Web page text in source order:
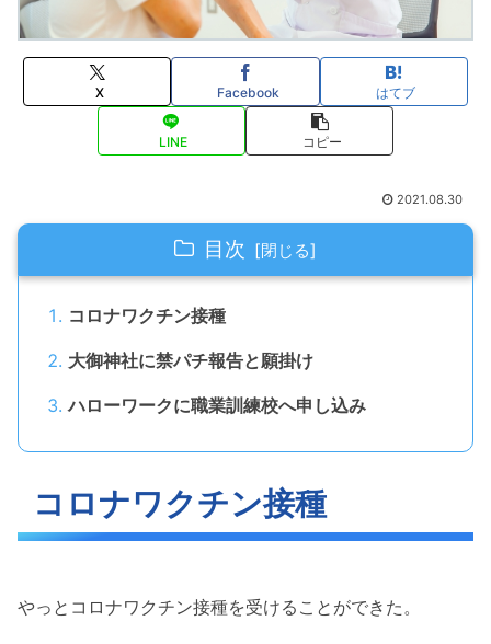
X Facebook はてブ
LINE コピー
2021.08.30
目次
コロナワクチン接種
大御神社に禁パチ報告と願掛け
ハローワークに職業訓練校へ申し込み
コロナワクチン接種
やっとコロナワクチン接種を受けることができた。